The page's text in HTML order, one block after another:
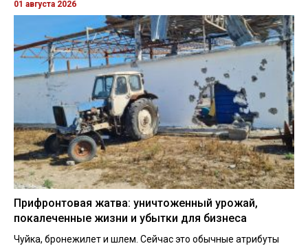
01 августа 2026
Прифронтовая жатва: уничтоженный урожай,
покалеченные жизни и убытки для бизнеса
Чуйка, бронежилет и шлем. Сейчас это обычные атрибуты